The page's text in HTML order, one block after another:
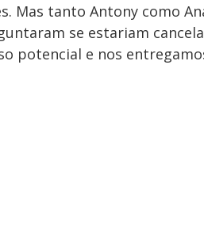
Mas tanto Antony como
se estariam
potencial e nos